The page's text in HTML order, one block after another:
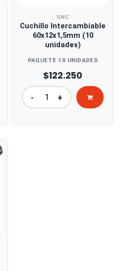
SNC
Cuchillo Intercambiable
60x12x1,5mm (10
unidades)
PAQUETE 10 UNIDADES
$122.250
- +